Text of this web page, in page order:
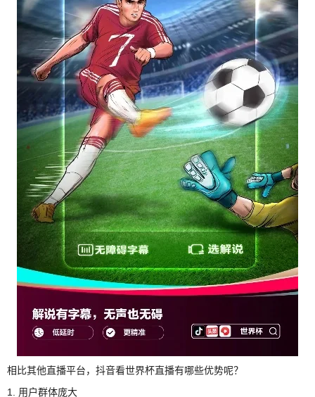
相比其他直播平台，抖音看世界杯直播有哪些优势呢？
1. 用户群体庞大